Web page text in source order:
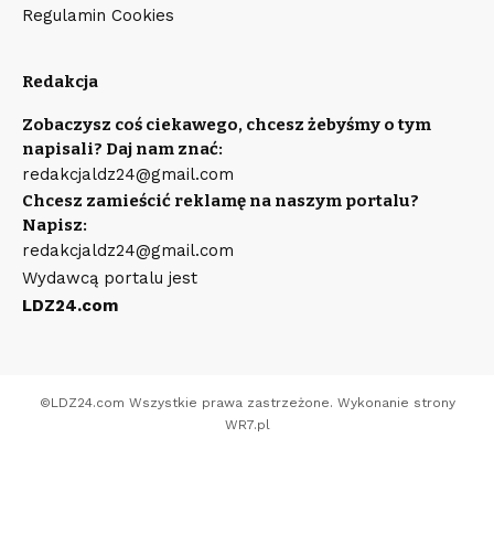
Regulamin Cookies
Redakcja
Zobaczysz coś ciekawego, chcesz żebyśmy o tym
napisali? Daj nam znać:
redakcjaldz24@gmail.com
Chcesz zamieścić reklamę na naszym portalu?
Napisz:
redakcjaldz24@gmail.com
Wydawcą portalu jest
LDZ24.com
©LDZ24.com Wszystkie prawa zastrzeżone. Wykonanie strony
WR7.pl